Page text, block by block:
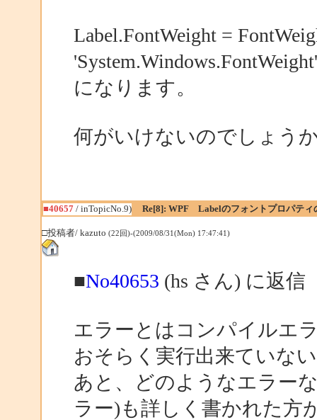
Label.FontWeight =
になります。
何がいけないのでしょう
■40657/ inTopicNo.9) Re[8]: WPF Labelのフォントプロパティ
□投稿者/ kazuto (22回)-(2009/08/31(Mon) 17:47:41)
■No40653 (hs さん) に返信
エラーとはコンパイルエ
おそらく実行出来ていな
あと、どのようなエラー
ラー)も詳しく書かれた方